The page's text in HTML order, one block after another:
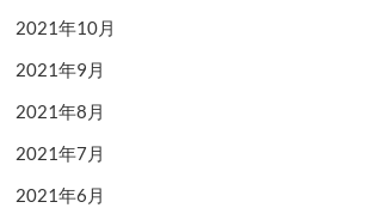
2021年10月
2021年9月
2021年8月
2021年7月
2021年6月